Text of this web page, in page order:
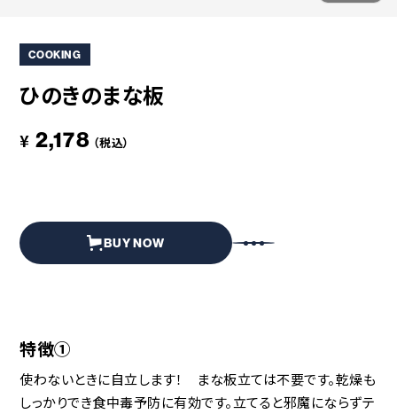
COOKING
ひのきのまな板
¥ 2,178 （税込）
BUY NOW
特徴①
使わないときに自立します！ まな板立ては不要です。乾燥も
しっかりでき食中毒予防に有効です。立てると邪魔にならずテ